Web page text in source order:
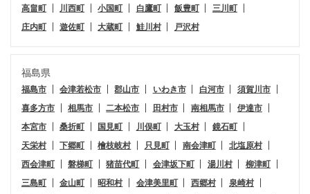
高畠町
川西町 小国町 白鷹町 飯豊町
三川町
庄内町
遊佐町 大蔵町 鮭川村 戸沢村
福島県
福島市 会津若松市 郡山市 いわき市 白河市
須賀川市
喜多方市
相馬市 二本松市 田村市 南相馬市
伊達市
本宮市
桑折町 国見町 川俣町 大玉村
鏡石町
天栄村
下郷町 檜枝岐村 只見町 南会津町
北塩原村
西会津町
磐梯町 猪苗代町 会津坂下町 湯川村
柳津町
三島町
金山町 昭和村 会津美里町 西郷村
泉崎村